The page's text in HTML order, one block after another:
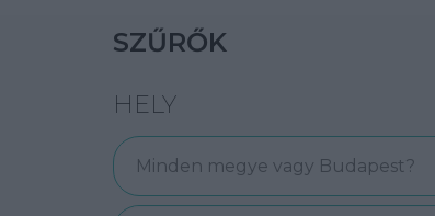
SZŰRŐK
HELY